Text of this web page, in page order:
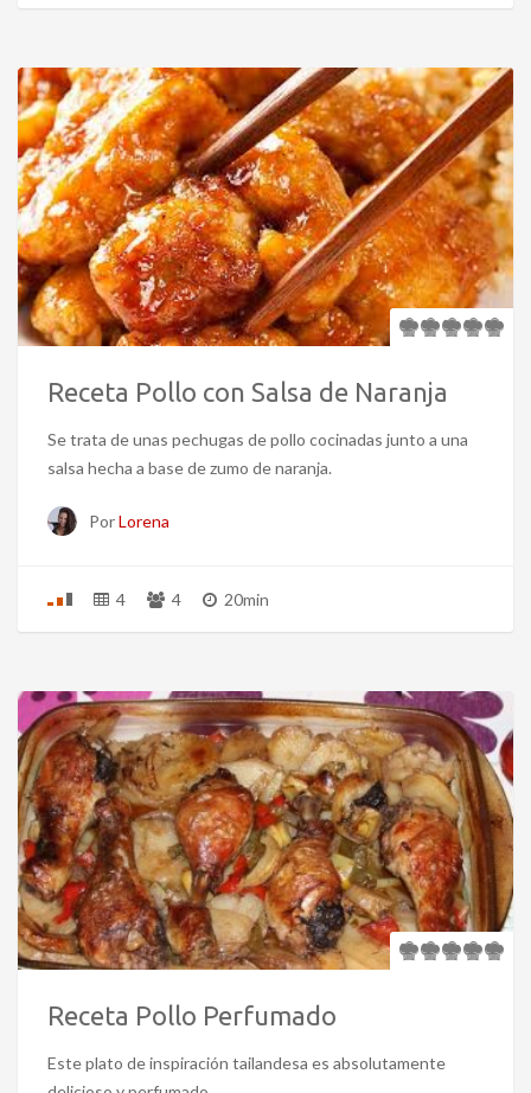
Receta Pollo con Salsa de Naranja
Se trata de unas pechugas de pollo cocinadas junto a una
salsa hecha a base de zumo de naranja.
PorLorena
4 4 20min
Receta Pollo Perfumado
Este plato de inspiración tailandesa es absolutamente